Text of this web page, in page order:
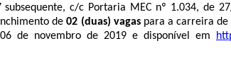
c/c Portaria MEC nº 1.034, de
de02 (duas) vagaspara a carreira de
de novembro de 2019 e disponível em